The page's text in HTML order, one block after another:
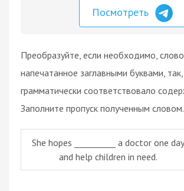
Посмотреть
Преобразуйте, если необходимо, слово,
напечатанное заглавными буквами,
грамматически соответствовало
Заполните пропуск полученным словом.
She hopes __________ a doctor one day
and help children in need.